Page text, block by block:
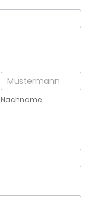
Nachname
Nachname